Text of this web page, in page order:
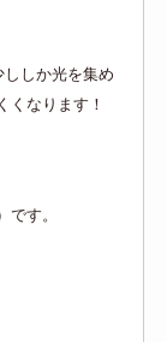
しか光を集め
くなります！
す。